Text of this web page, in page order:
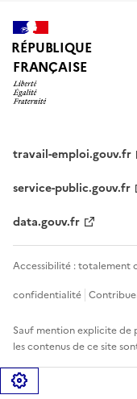
RÉPUBLIQUE
FRANÇAISE
travail-emploi.gouv.fr
service-public.gouv.fr
data.gouv.fr
Accessibilité : totalement
confidentialité
Sauf mention explicite
les contenus de ce site
Gérer les cookies